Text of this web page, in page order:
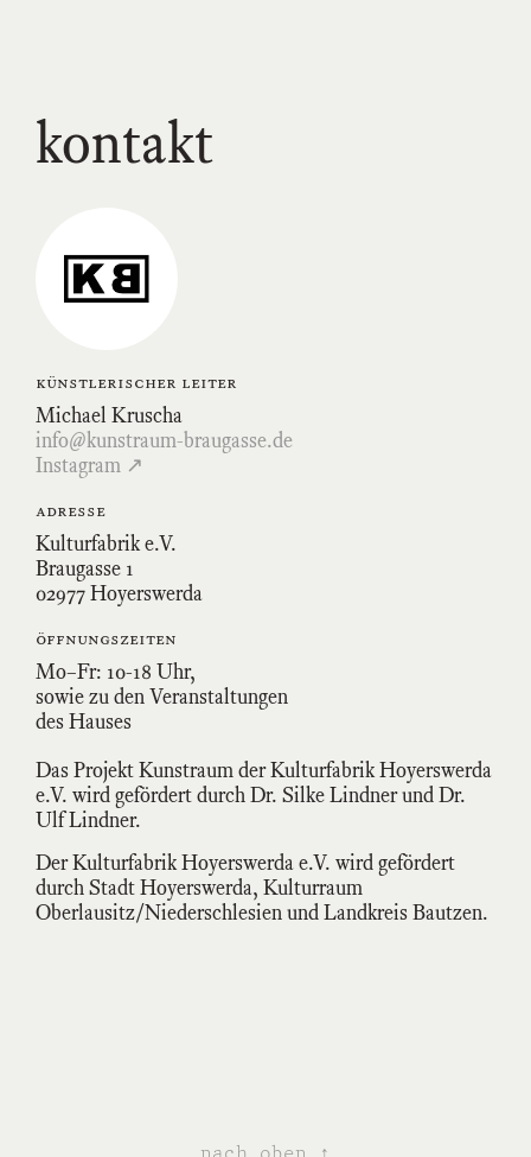
kontakt
Kunstraum-
Braugasse-
künstlerischer leiter
Michael Kruscha
info@kunstraum-braugasse.de
Instagram ↗
adresse
Kulturfabrik e.V.
Braugasse 1
02977 Hoyerswerda
öffnungszeiten
Mo–Fr: 10-18 Uhr,
sowie zu den Veranstaltungen
des Hauses
Das Projekt Kunstraum der Kulturfabrik Hoyerswerda
e.V. wird gefördert durch Dr. Silke Lindner und Dr.
Ulf Lindner.
Der Kulturfabrik Hoyerswerda e.V. wird gefördert
durch Stadt Hoyerswerda, Kulturraum
Oberlausitz/Niederschlesien und Landkreis Bautzen.